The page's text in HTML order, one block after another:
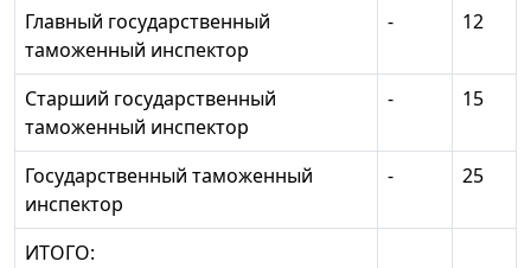
Главный государственный
таможенный инспектор
- 12
Старший государственный
таможенный инспектор
- 15
Государственный таможенный
инспектор
- 25
ИТОГО: